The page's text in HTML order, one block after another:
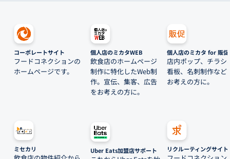
コーポレートサイト
フードコネクションの
ホームページです。
ミセカリ
個人店のミカタWEB
飲食店のホームページ
制作に特化したWeb制
作。宣伝、集客、広告
をお考えの方に。
Uber Eats加盟店サポート
個人店のミカタ for 販促
店内ポップ、チラシ
看板、名刺制作など
お考えの方に。
リクルーティングサイト